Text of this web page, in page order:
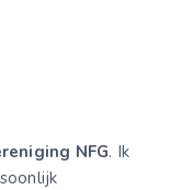
NFG. Ik